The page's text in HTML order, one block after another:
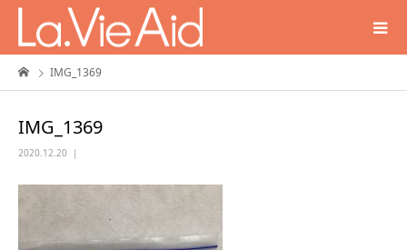
IMG_1369
IMG_1369
2020.12.20